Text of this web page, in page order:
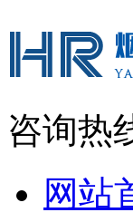
咨询热
网站